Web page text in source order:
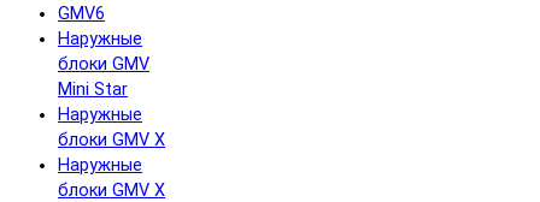
GMV6
Наружные
блоки GMV
Mini Star
Наружные
блоки GMV X
Наружные
блоки GMV X